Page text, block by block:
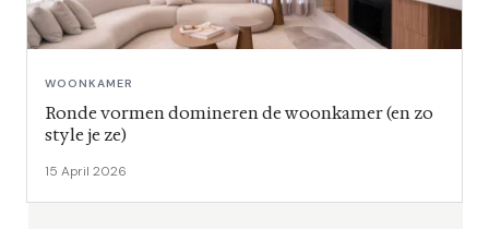
WOONKAMER
Ronde vormen domineren de woonkamer (en zo
style je ze)
15 April 2026